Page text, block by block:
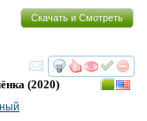
Скачать и Смотреть
смотреть
(2020)